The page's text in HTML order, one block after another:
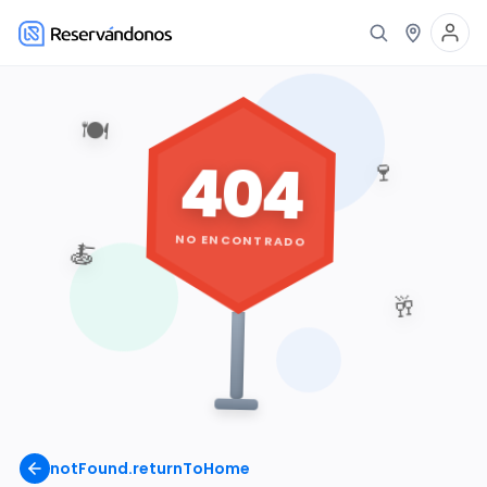
notFound.returnToHome
🍽️
🍷
🥂
🍝
404
NO ENCONTRADO